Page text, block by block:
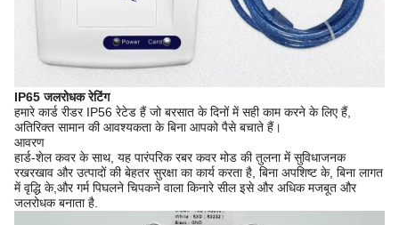
IP65 जलरोधक रेटिंग
हमारे कार्ड रीडर IP56 रेटेड हैं जो बरसात के दिनों में सही काम करने के लिए हैं,
अतिरिक्त सामान की आवश्यकता के बिना आपको पैसे बचाते हैं।
आवरण
हार्ड-शेल कवर के साथ, यह पारंपरिक रबर कवर मोड की तुलना में सुविधाजनक
रखरखाव और उत्पादों की बेहतर सुरक्षा का कार्य करता है, बिना अपशिष्ट के, बिना लागत
में वृद्धि के,और गर्म पिघलने चिपकने वाला किनारे सील इसे और अधिक मजबूत और
जलरोधक बनाता है.